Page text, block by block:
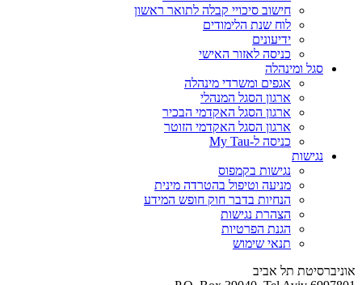
חישוב סיכויי קבלה לתואר ראשון
לוח שנת הלימודים
ידיעונים
כניסה לאזור האישי
סגל ומינהלה
אגפים ומשרדי מינהלה
ארגון הסגל המנהלי
ארגון הסגל האקדמי הבכיר
ארגון הסגל האקדמי הזוטר
כניסה ל-My Tau
נגישות
נגישות בקמפוס
מניעה וטיפול בהטרדה מינית
הנחיות בדבר חוק חופש המידע
הצהרת נגישות
הגנת הפרטיות
תנאי שימוש
אוניברסיטת תל אביב